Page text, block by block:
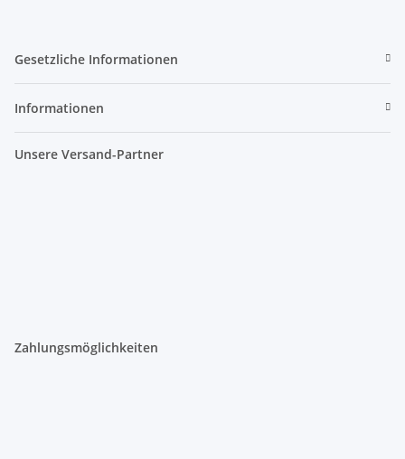
Gesetzliche Informationen
Informationen
Unsere Versand-Partner
Zahlungsmöglichkeiten